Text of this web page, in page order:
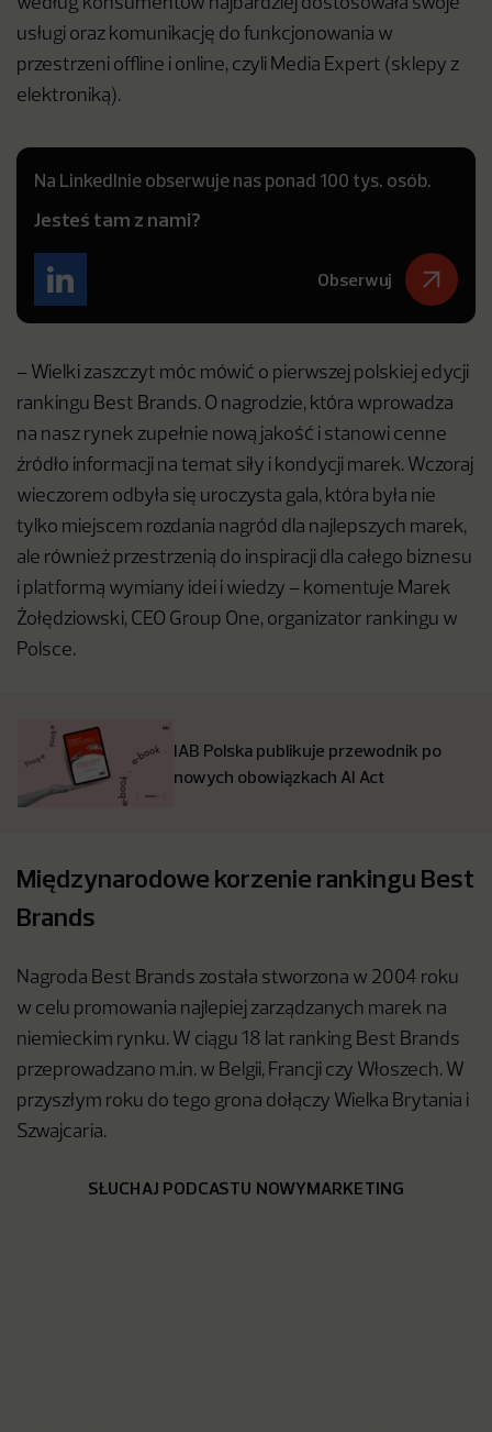
według konsumentów najbardziej dostosowała swoje
usługi oraz komunikację do funkcjonowania w
przestrzeni offline i online, czyli Media Expert (sklepy z
elektroniką).
Na LinkedInie obserwuje nas ponad 100 tys. osób.
Jesteś tam z nami?
Obserwuj
– Wielki zaszczyt móc mówić o pierwszej polskiej edycji
rankingu Best Brands. O nagrodzie, która wprowadza
na nasz rynek zupełnie nową jakość i stanowi cenne
źródło informacji na temat siły i kondycji marek. Wczoraj
wieczorem odbyła się uroczysta gala, która była nie
tylko miejscem rozdania nagród dla najlepszych marek,
ale również przestrzenią do inspiracji dla całego biznesu
i platformą wymiany idei i wiedzy – komentuje Marek
Żołędziowski, CEO Group One, organizator rankingu w
Polsce.
IAB Polska publikuje przewodnik po
nowych obowiązkach AI Act
Międzynarodowe korzenie rankingu Best
Brands
Nagroda Best Brands została stworzona w 2004 roku
w celu promowania najlepiej zarządzanych marek na
niemieckim rynku. W ciągu 18 lat ranking Best Brands
przeprowadzano m.in. w Belgii, Francji czy Włoszech. W
przyszłym roku do tego grona dołączy Wielka Brytania i
Szwajcaria.
SŁUCHAJ PODCASTU NOWYMARKETING